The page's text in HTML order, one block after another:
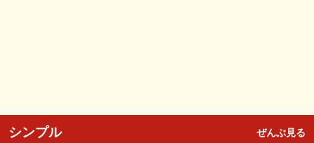
シンプル ぜんぶ見る